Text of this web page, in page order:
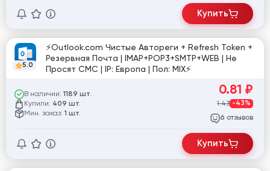
Купить
5.0
⚡️Outlook.com Чистые Автореги + Refresh Token +
Резервная Почта | IMAP+POP3+SMTP+WEB | Не
Просят СМС | IP: Европа | Пол: MIX⚡️
В наличии: 1189 шт.
Купили: 409 шт.
Мин. заказ: 1 шт.
0.81 ₽
1.43 -43%
6 отзывов
Купить